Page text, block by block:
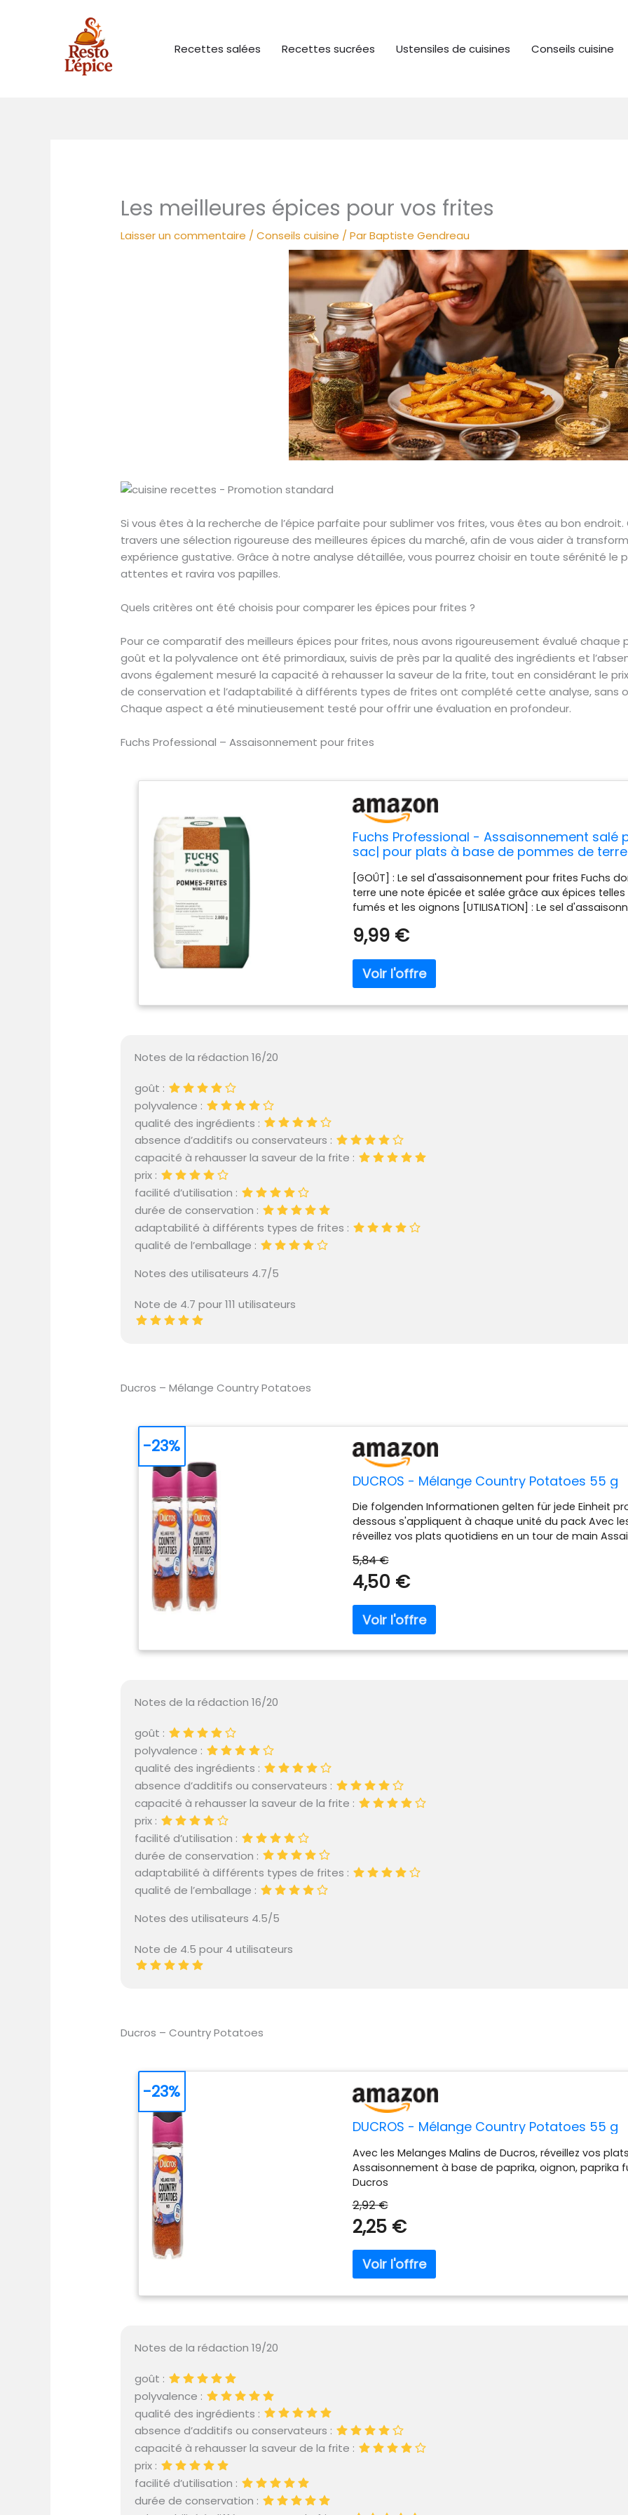
Recettes salées Recettes sucrées Ustensiles de cuisines Conseils cuisine
Les meilleures épices pour vos frites
Laisser un commentaire /Conseils cuisine / ParBaptiste Gendreau
Si vous êtes à la recherche de l’épice parfaite pour sublimer vos frites, vous êtes au bon
travers une sélection rigoureuse des meilleures épices du marché, afin de vous aider à
expérience gustative. Grâce à notre analyse détaillée, vous pourrez choisir en toute sérénité le
attentes et ravira vos papilles.
Quels critères ont été choisis pour comparer les épices pour frites ?
Pour ce comparatif des meilleurs épices pour frites, nous avons rigoureusement évalué chaque
goût et la polyvalence ont été primordiaux, suivis de près par la qualité des ingrédients et
avons également mesuré la capacité à rehausser la saveur de la frite, tout en considérant le
de conservation et l’adaptabilité à différents types de frites ont complété cette analyse, sans
Chaque aspect a été minutieusement testé pour offrir une évaluation en profondeur.
Fuchs Professional – Assaisonnement pour frites
Fuchs Professional - Assaisonnement salé
sac| pour plats à base de pommes de
[GOÛT] : Le sel d'assaisonnement pour frites Fuchs
terre une note épicée et salée grâce aux épices
fumés et les oignons [UTILISATION] : Le sel
terre sautées et autres plats à base de pommes de
ajouté [MEILLEURS INGRÉDIENTS] : Cette épice ne
colorants ni d'agents de conservation améliorant le
épices et sont parfaits pour tout grand consommateur
9,99 €
Notes de la rédaction 16/20
goût :
polyvalence :
qualité des ingrédients :
absence d’additifs ou conservateurs :
capacité à rehausser la saveur de la frite :
prix :
facilité d’utilisation :
durée de conservation :
adaptabilité à différents types de frites :
qualité de l’emballage :
Notes des utilisateurs 4.7/5
Note de 4.7 pour 111 utilisateurs
Ducros – Mélange Country Potatoes
DUCROS - Mélange Country Potatoes 55 g
Die folgenden Informationen gelten für jede Einheit
dessous s'appliquent à chaque unité du pack Avec
réveillez vos plats quotidiens en un tour de main
5,84 €
4,50 €
-23%
Notes de la rédaction 16/20
goût :
polyvalence :
qualité des ingrédients :
absence d’additifs ou conservateurs :
capacité à rehausser la saveur de la frite :
prix :
facilité d’utilisation :
durée de conservation :
adaptabilité à différents types de frites :
qualité de l’emballage :
Notes des utilisateurs 4.5/5
Note de 4.5 pour 4 utilisateurs
Ducros – Country Potatoes
DUCROS - Mélange Country Potatoes 55 g
Avec les Melanges Malins de Ducros, réveillez vos
Assaisonnement à base de paprika, oignon, paprika
Ducros
2,92 €
2,25 €
-23%
Notes de la rédaction 19/20
goût :
polyvalence :
qualité des ingrédients :
absence d’additifs ou conservateurs :
capacité à rehausser la saveur de la frite :
prix :
facilité d’utilisation :
durée de conservation :